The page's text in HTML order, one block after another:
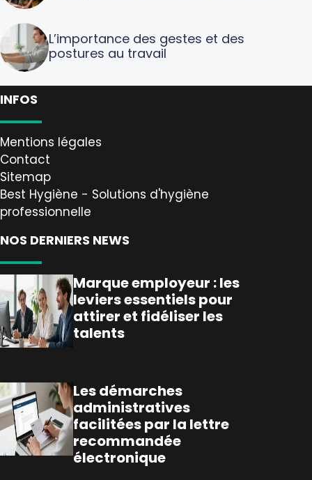
L’importance des gestes et des
postures au travail
INFOS
Mentions légales
Contact
Sitemap
Best Hygiène - Solutions d'hygiène
professionnelle
NOS DERNIERS NEWS
Marque employeur : les
leviers essentiels pour
attirer et fidéliser les
talents
Les démarches
administratives
facilitées par la lettre
recommandée
électronique